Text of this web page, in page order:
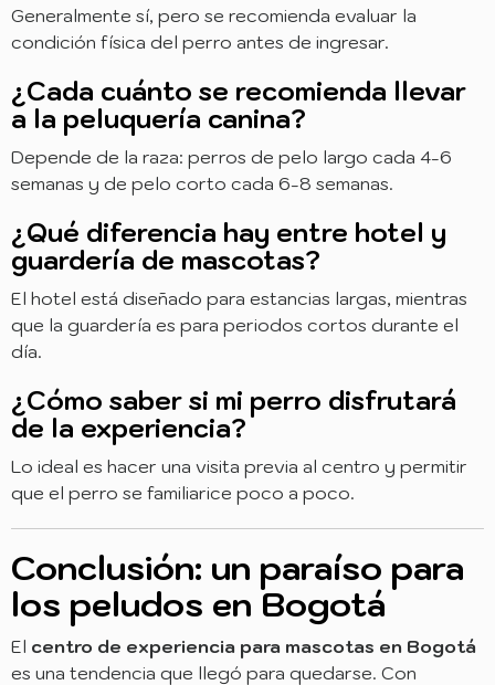
Generalmente sí, pero se recomienda evaluar la
condición física del perro antes de ingresar.
¿Cada cuánto se recomienda llevar
a la peluquería canina?
Depende de la raza: perros de pelo largo cada 4-6
semanas y de pelo corto cada 6-8 semanas.
¿Qué diferencia hay entre hotel y
guardería de mascotas?
El hotel está diseñado para estancias largas, mientras
que la guardería es para periodos cortos durante el
día.
¿Cómo saber si mi perro disfrutará
de la experiencia?
Lo ideal es hacer una visita previa al centro y permitir
que el perro se familiarice poco a poco.
Conclusión: un paraíso para
los peludos en Bogotá
El centro de experiencia para mascotas en Bogotá
es una tendencia que llegó para quedarse. Con